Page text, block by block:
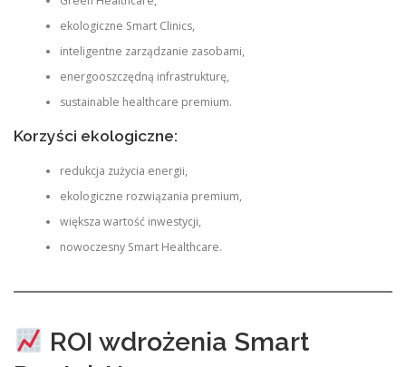
ekologiczne Smart Clinics,
inteligentne zarządzanie zasobami,
energooszczędną infrastrukturę,
sustainable healthcare premium.
Korzyści ekologiczne:
redukcja zużycia energii,
ekologiczne rozwiązania premium,
większa wartość inwestycji,
nowoczesny Smart Healthcare.
ROI wdrożenia Smart